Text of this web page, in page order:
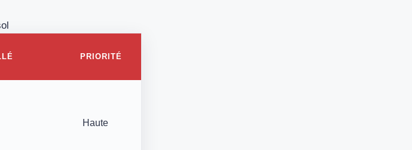
PRIORITÉ
Haute